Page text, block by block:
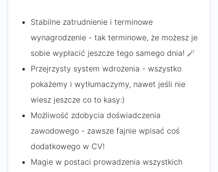
Stabilne zatrudnienie i terminowe
wynagrodzenie - tak terminowe, że możesz je
sobie wypłacić jeszcze tego samego dnia! 🪄
Przejrzysty system wdrożenia - wszystko
pokażemy i wytłumaczymy, nawet jeśli nie
wiesz jeszcze co to kasy:)
Możliwość zdobycia doświadczenia
zawodowego - zawsze fajnie wpisać coś
dodatkowego w CV!
Magie w postaci prowadzenia wszystkich